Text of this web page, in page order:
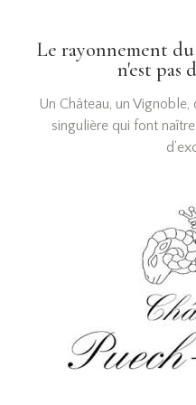
Le rayonnement
n'est pas
Un Château, un
singulière qui font